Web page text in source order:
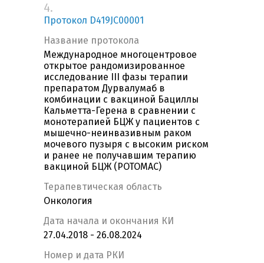
4.
Протокол D419JC00001
Название протокола
Международное многоцентровое
открытое рандомизированное
исследование III фазы терапии
препаратом Дурвалумаб в
комбинации с вакциной Бациллы
Кальметта-Герена в сравнении с
монотерапией БЦЖ у пациентов с
мышечно-неинвазивным раком
мочевого пузыря с высоким риском
и ранее не получавшим терапию
вакциной БЦЖ (POTOMAC)
Терапевтическая область
Онкология
Дата начала и окончания КИ
27.04.2018 - 26.08.2024
Номер и дата РКИ